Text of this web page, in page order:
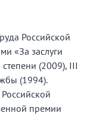
Российской
«За заслуги
(2009), III
(1994).
премии